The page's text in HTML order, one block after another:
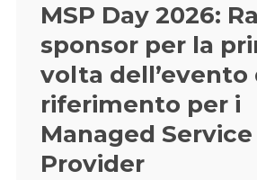
MSP Day 2026:
sponsor per la
volta dell’evento
riferimento per i
Managed Service
Provider